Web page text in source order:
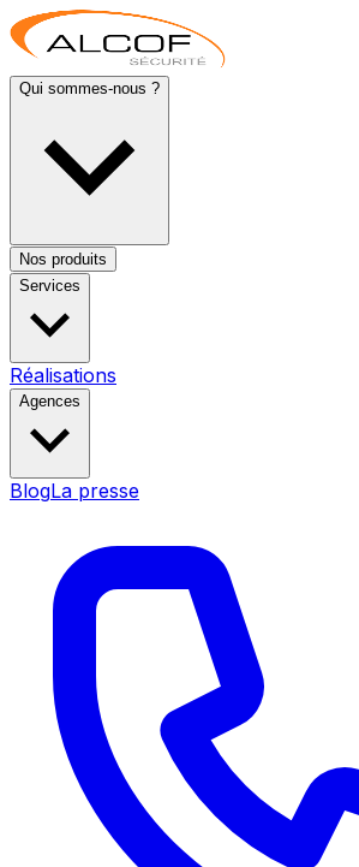
Qui sommes-nous ?
Nos produits
Services
Réalisations
Agences
BlogLa presse